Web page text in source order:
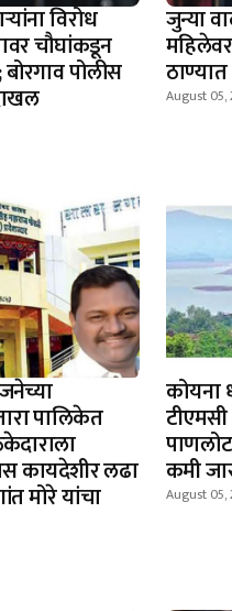
विरोध
चौघांकडून
पोलीस
जुन्या
August 05,
पालिकेत
कायदेशीर लढा
मोरे यांचा
कोयना
कमी
August 05,